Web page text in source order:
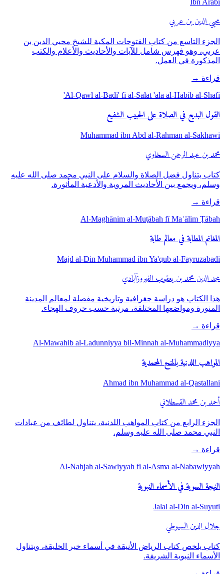
محيي الدين بن عربي
الجزء التاسع من كتاب الفتوحات المكية للشيخ محيي الدين بن
عربي، وهو فهرس شامل للآيات والأحاديث والأعلام والكتب
المذكورة في العمل.
قراءة →
Al-Qawl al-Badi' fi al-Salat 'ala al-Habib al-Shafi'
القول البديع في الصلاة على الحبيب الشفيع
Muhammad ibn Abd al-Rahman al-Sakhawi
محمد بن عبد الرحمن السخاوي
كتاب يتناول فضل الصلاة والسلام على النبي محمد صلى الله عليه
وسلم، ويجمع بين الأحاديث المروية والأدعية المأثورة.
قراءة →
Al-Maghānim al-Muṭābah fī Maʿālim Ṭābah
المغانم المطابة في معالم طابة
Majd al-Din Muhammad ibn Ya'qub al-Fayruzabadi
مجد الدين محمد بن يعقوب الفيروزآبادي
هذا الكتاب هو دراسة جغرافية وتاريخية مفصلة لمعالم المدينة
المنورة ومواضعها المختلفة، مرتبة حسب حروف الهجاء.
قراءة →
Al-Mawahib al-Ladunniyya bil-Minnah al-Muhammadiyya
المواهب اللدنية بالمنح المحمدية
Ahmad ibn Muhammad al-Qastallani
أحمد بن محمد القسطلاني
الجزء الرابع من كتاب المواهب اللدنية، يتناول لطائف من عبادات
النبي محمد صلى الله عليه وسلم.
قراءة →
Al-Nahjah al-Sawiyyah fi al-Asma al-Nabawiyyah
النهجة السوية في الأسماء النبوية
Jalal al-Din al-Suyuti
جلال الدين السيوطي
كتاب يلخص كتاب الرياض الأنيقة في أسماء خير الخليقة، ويتناول
الأسماء النبوية الشريفة.